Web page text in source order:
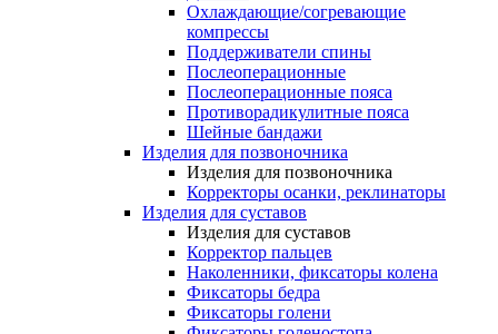
Охлаждающие/согревающие
компрессы
Поддерживатели спины
Послеоперационные
Послеоперационные пояса
Противорадикулитные пояса
Шейные бандажи
Изделия для позвоночника
Изделия для позвоночника
Корректоры осанки, реклинаторы
Изделия для суставов
Изделия для суставов
Корректор пальцев
Наколенники, фиксаторы колена
Фиксаторы бедра
Фиксаторы голени